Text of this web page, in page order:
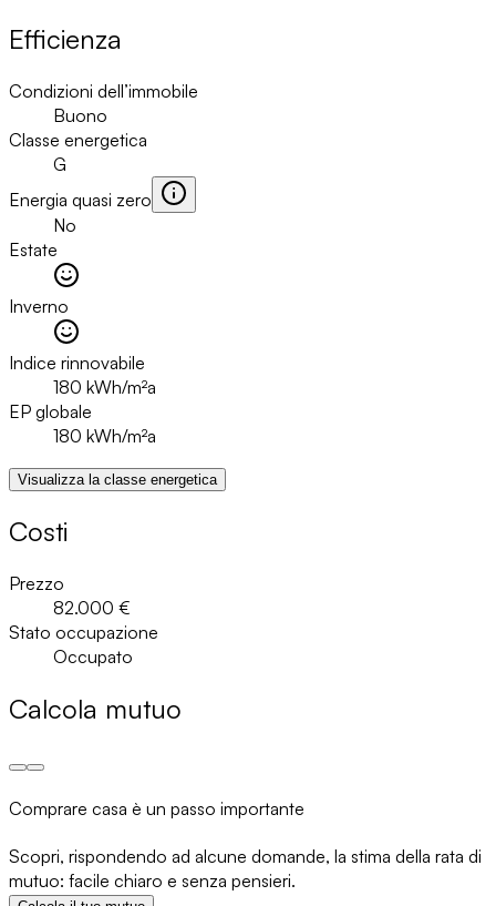
Efficienza
Condizioni dell’immobile
Buono
Classe energetica
G
Energia quasi zero
No
Estate
Inverno
Indice rinnovabile
180 kWh/m²a
EP globale
180 kWh/m²a
Visualizza la classe energetica
Costi
Prezzo
82.000 €
Stato occupazione
Occupato
Calcola mutuo
Comprare casa è un passo importante
Scopri, rispondendo ad alcune domande, la stima della rata di
mutuo: facile chiaro e senza pensieri.